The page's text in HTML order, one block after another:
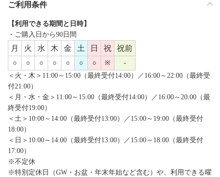
ご利用条件
【利用できる期間と日時】
・ご購入日から90日間
月 火 水 木 金 土 日 祝 祝前
○ ○ ○ ○ ○ ○ ○ ※
-
＜火・木＞11:00～15:00（最終受付14:00）／16:00～22:00（最終受
付21:00）
＜月・水・金＞11:00～15:00（最終受付14:00）／16:00～20:00（最
終受付19:00）
＜土＞10:00～14:00（最終受付13:00）／15:00～19:00（最終受付
18:00）
＜日＞10:00～14:00（最終受付13:00）／15:00～18:00（最終受付
17:00）
※不定休
※特別定休日（GW・お盆・年末年始など含む）や、利用できる曜